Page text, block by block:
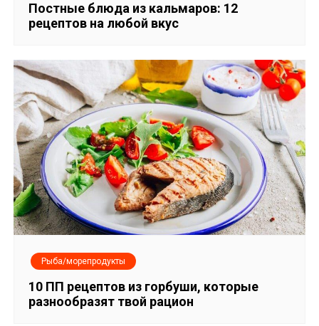
з
а
п
и
с
я
м
Постные блюда из кальмаров: 12
рецептов на любой вкус
Рыба/морепродукты
10 ПП рецептов из горбуши, которые
разнообразят твой рацион